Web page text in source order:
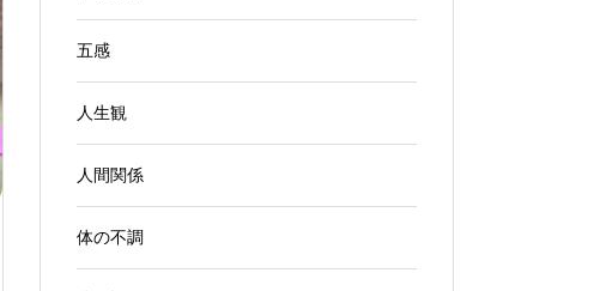
五感
人生観
人間関係
体の不調